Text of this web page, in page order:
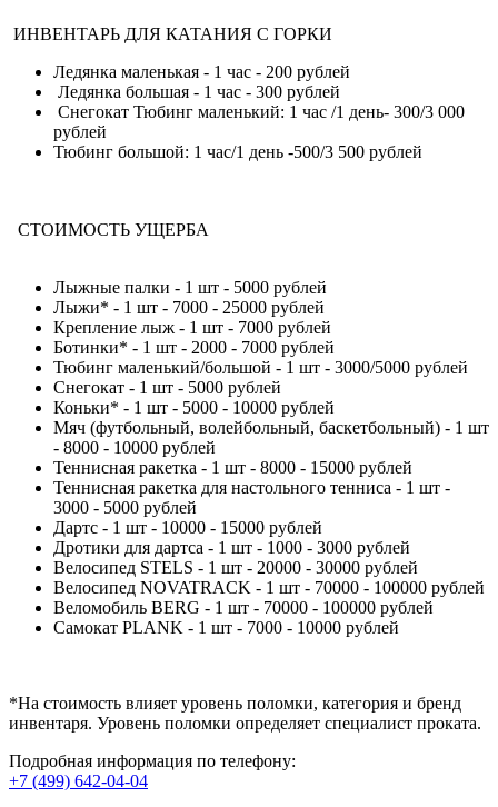
ИНВЕНТАРЬ ДЛЯ КАТАНИЯ С ГОРКИ
Ледянка маленькая - 1 час - 200 рублей
Ледянка большая - 1 час - 300 рублей
Снегокат Тюбинг маленький: 1 час /1 день- 300/3 000
рублей
Тюбинг большой: 1 час/1 день -500/3 500 рублей
СТОИМОСТЬ УЩЕРБА
Лыжные палки - 1 шт - 5000 рублей
Лыжи* - 1 шт - 7000 - 25000 рублей
Крепление лыж - 1 шт - 7000 рублей
Ботинки* - 1 шт - 2000 - 7000 рублей
Тюбинг маленький/большой - 1 шт - 3000/5000 рублей
Снегокат - 1 шт - 5000 рублей
Коньки* - 1 шт - 5000 - 10000 рублей
Мяч (футбольный, волейбольный, баскетбольный) - 1 шт
- 8000 - 10000 рублей
Теннисная ракетка - 1 шт - 8000 - 15000 рублей
Теннисная ракетка для настольного тенниса - 1 шт -
3000 - 5000 рублей
Дартс - 1 шт - 10000 - 15000 рублей
Дротики для дартса - 1 шт - 1000 - 3000 рублей
Велосипед STELS - 1 шт - 20000 - 30000 рублей
Велосипед NOVATRACK - 1 шт - 70000 - 100000 рублей
Веломобиль BERG - 1 шт - 70000 - 100000 рублей
Самокат PLANK - 1 шт - 7000 - 10000 рублей
*На стоимость влияет уровень поломки, категория и бренд
инвентаря. Уровень поломки определяет специалист проката.
Подробная информация по телефону:
+7 (499) 642-04-04